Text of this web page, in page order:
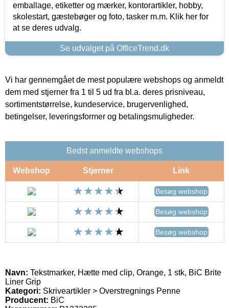
emballage, etiketter og mærker, kontorartikler, hobby,
skolestart, gæstebøger og foto, tasker m.m. Klik her for
at se deres udvalg.
Se udvalget på OfficeTrend.dk
Vi har gennemgået de mest populære webshops og anmeldt
dem med stjerner fra 1 til 5 ud fra bl.a. deres prisniveau,
sortimentstørrelse, kundeservice, brugervenlighed,
betingelser, leveringsformer og betalingsmuligheder.
Bedst anmeldte webshops
Webshop Stjerner Link
Besøg webshop
Besøg webshop
Besøg webshop
Navn: Tekstmarker, Hætte med clip, Orange, 1 stk, BiC Brite
Liner Grip
Kategori: Skriveartikler > Overstregnings Penne
Producent: BiC